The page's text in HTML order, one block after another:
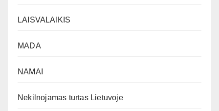
LAISVALAIKIS
MADA
NAMAI
Nekilnojamas turtas Lietuvoje